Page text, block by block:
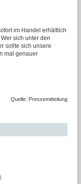
im Handel erhältlich
sich unter den
sollte sich unsere
mal genauer
Quelle: Pressemitteilung